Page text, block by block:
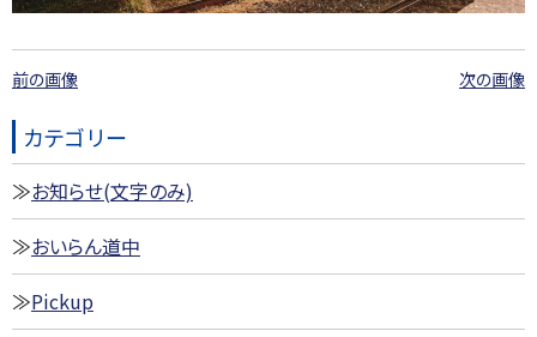
前の画像 次の画像
カテゴリー
お知らせ(文字のみ)
おいらん道中
Pickup